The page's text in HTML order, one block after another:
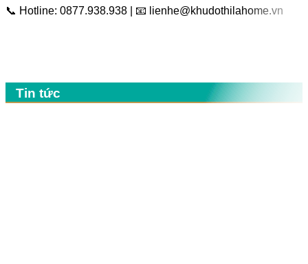
📞 Hotline: 0877.938.938 | 📧 lienhe@khudothilahome.vn
Tin tức